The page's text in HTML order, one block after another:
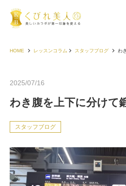
お客様の声（30
HOME レッスンコラム スタッフブログ わ
2025/07/16
わき腹を上下に分けて
スタッフブログ